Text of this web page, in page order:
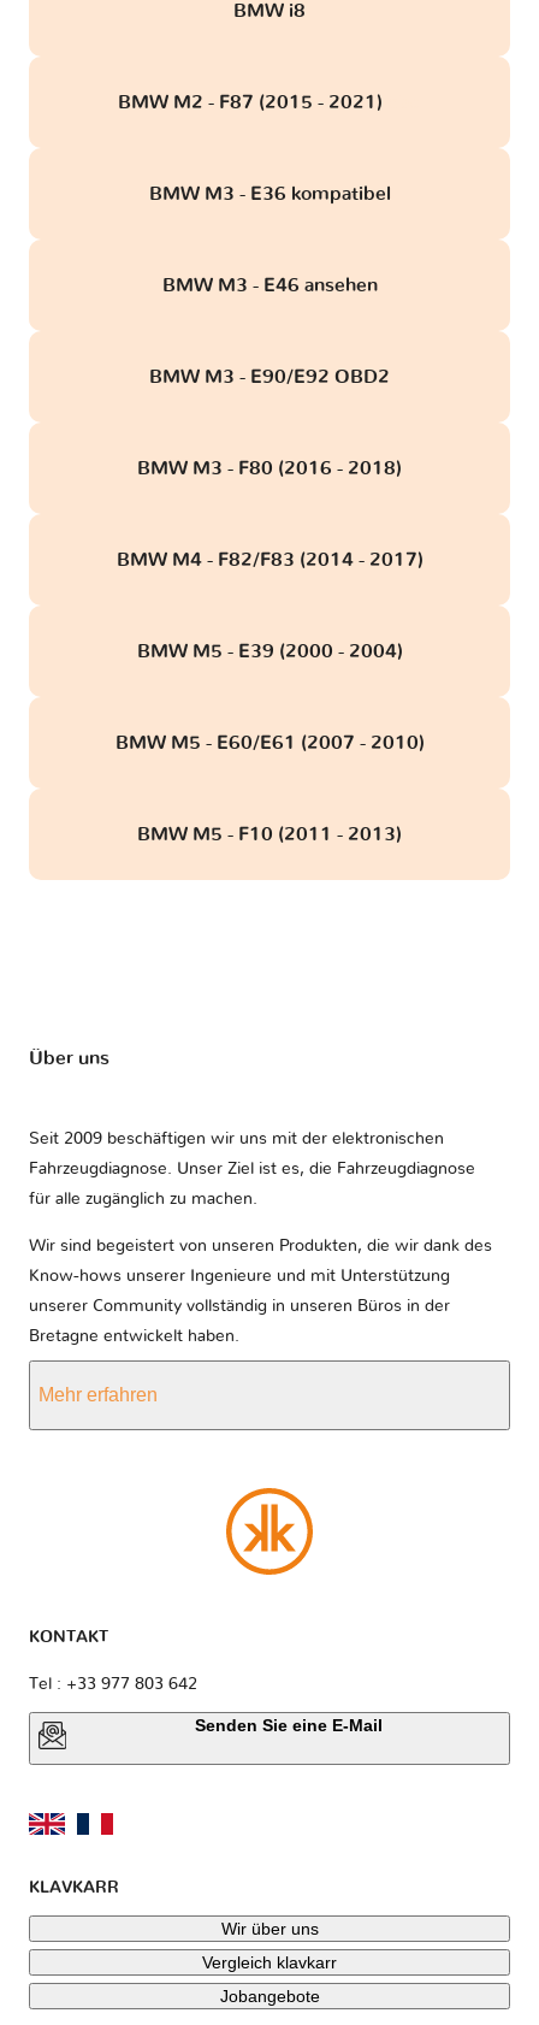
BMW i8
BMW M2 - F87 (2015 - 2021)
BMW M3 - E36 kompatibel
BMW M3 - E46 ansehen
BMW M3 - E90/E92 OBD2
BMW M3 - F80 (2016 - 2018)
BMW M4 - F82/F83 (2014 - 2017)
BMW M5 - E39 (2000 - 2004)
BMW M5 - E60/E61 (2007 - 2010)
BMW M5 - F10 (2011 - 2013)
Über uns
Seit 2009 beschäftigen wir uns mit der elektronischen
Fahrzeugdiagnose. Unser Ziel ist es, die Fahrzeugdiagnose
für alle zugänglich zu machen.
Wir sind begeistert von unseren Produkten, die wir dank des
Know-hows unserer Ingenieure und mit Unterstützung
unserer Community vollständig in unseren Büros in der
Bretagne entwickelt haben.
Mehr erfahren
KONTAKT
Tel : +33 977 803 642
Senden Sie eine E-Mail
KLAVKARR
Wir über uns
Vergleich klavkarr
Jobangebote